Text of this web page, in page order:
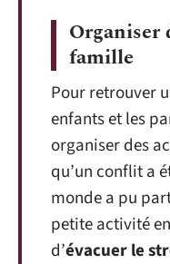
Organiser
famille
Pour retrouver
enfants et les
organiser des
qu’un conflit a
monde a pu
petite activité
d’évacuer le